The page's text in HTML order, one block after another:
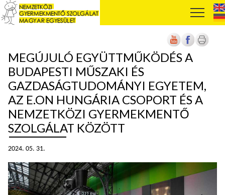
MEGÚJULÓ EGYÜTTMŰKÖDÉS A
BUDAPESTI MŰSZAKI ÉS
GAZDASÁGTUDOMÁNYI EGYETEM,
AZ E.ON HUNGÁRIA CSOPORT ÉS A
NEMZETKÖZI GYERMEKMENTŐ
SZOLGÁLAT KÖZÖTT
2024. 05. 31.